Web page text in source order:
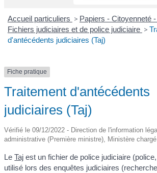
Accueil particuliers > Papiers - Citoyenneté
Fichiers judiciaires et de police judiciaire >
d'antécédents judiciaires (Taj)
Fiche pratique
Traitement d'antécédents
judiciaires (Taj)
Vérifié le 09/12/2022 - Direction de l'information
administrative (Première ministre), Ministère
LeTaj est un fichier de police judiciaire
utilisé lors des enquêtes judiciaires